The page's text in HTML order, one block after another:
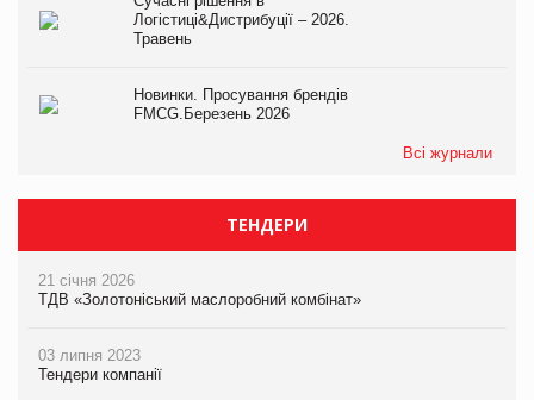
Логістиці&Дистрибуції – 2026.
Травень
Новинки. Просування брендів
FMCG.Березень 2026
Всі журнали
ТЕНДЕРИ
21 січня 2026
ТДВ «Золотоніський маслоробний комбінат»
03 липня 2023
Тендери компанії